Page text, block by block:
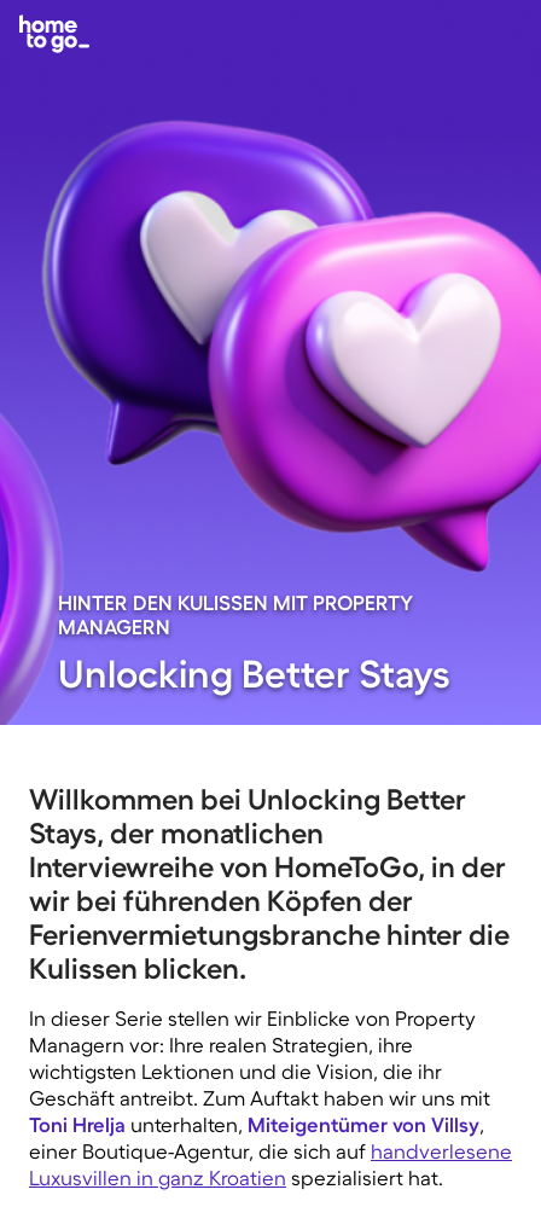
HINTER DEN KULISSEN MIT PROPERTY
MANAGERN
Unlocking Better Stays
Willkommen bei Unlocking Better
Stays, der monatlichen
Interviewreihe von HomeToGo, in der
wir bei führenden Köpfen der
Ferienvermietungsbranche hinter die
Kulissen blicken.
In dieser Serie stellen wir Einblicke von Property
Managern vor: Ihre realen Strategien, ihre
wichtigsten Lektionen und die Vision, die ihr
Geschäft antreibt. Zum Auftakt haben wir uns mit
Toni Hrelja unterhalten, Miteigentümer von Villsy,
einer Boutique-Agentur, die sich auf handverlesene
Luxusvillen in ganz Kroatien spezialisiert hat.